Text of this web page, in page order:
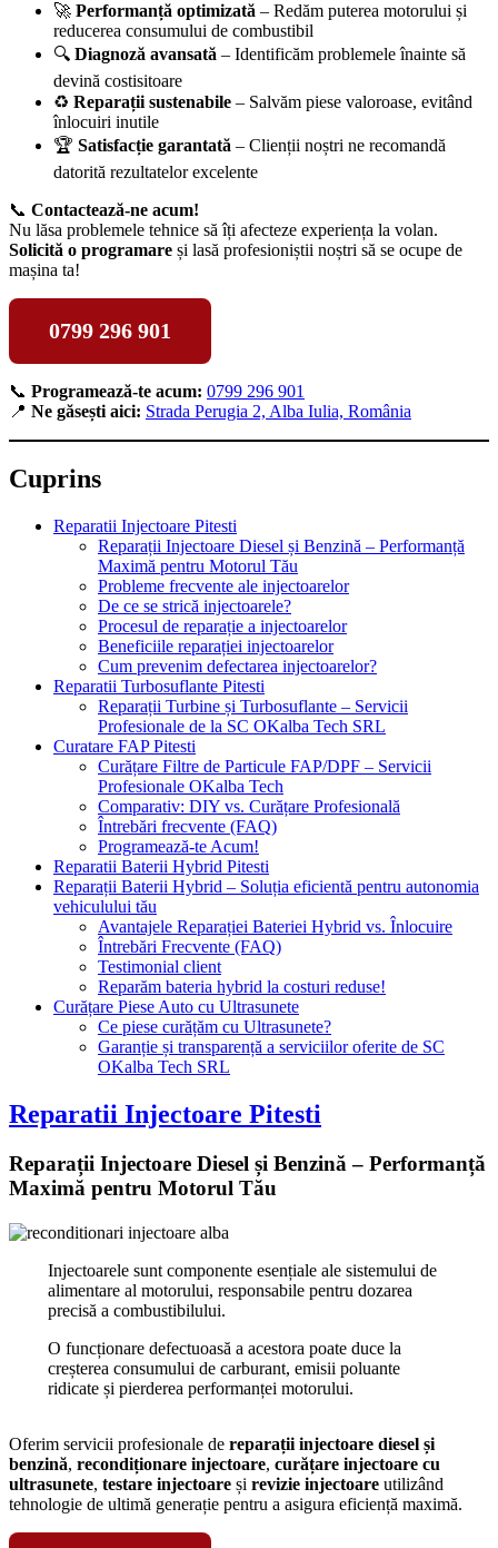
🚀 Performanță optimizată – Redăm puterea motorului și
reducerea consumului de combustibil
🔍 Diagnoză avansată – Identificăm problemele înainte să
devină costisitoare
♻️ Reparații sustenabile – Salvăm piese valoroase, evitând
înlocuiri inutile
🏆 Satisfacție garantată – Clienții noștri ne recomandă
datorită rezultatelor excelente
📞 Contactează-ne acum!
Nu lăsa problemele tehnice să îți afecteze experiența la volan.
Solicită o programare și lasă profesioniștii noștri să se ocupe de
mașina ta!
0799 296 901
📞 Programează-te acum: 0799 296 901
📍 Ne găsești aici: Strada Perugia 2, Alba Iulia, România
Cuprins
Reparatii Injectoare Pitesti
Reparații Injectoare Diesel și Benzină – Performanță
Maximă pentru Motorul Tău
Probleme frecvente ale injectoarelor
De ce se strică injectoarele?
Procesul de reparație a injectoarelor
Beneficiile reparației injectoarelor
Cum prevenim defectarea injectoarelor?
Reparatii Turbosuflante Pitesti
Reparații Turbine și Turbosuflante – Servicii
Profesionale de la SC OKalba Tech SRL
Curatare FAP Pitesti
Curățare Filtre de Particule FAP/DPF – Servicii
Profesionale OKalba Tech
Comparativ: DIY vs. Curățare Profesională
Întrebări frecvente (FAQ)
Programează-te Acum!
Reparatii Baterii Hybrid Pitesti
Reparații Baterii Hybrid – Soluția eficientă pentru autonomia
vehiculului tău
Avantajele Reparației Bateriei Hybrid vs. Înlocuire
Întrebări Frecvente (FAQ)
Testimonial client
Reparăm bateria hybrid la costuri reduse!
Curățare Piese Auto cu Ultrasunete
Ce piese curățăm cu Ultrasunete?
Garanție și transparență a serviciilor oferite de SC
OKalba Tech SRL
Reparatii Injectoare Pitesti
Reparații Injectoare Diesel și Benzină – Performanță
Maximă pentru Motorul Tău
Injectoarele sunt componente esențiale ale sistemului de
alimentare al motorului, responsabile pentru dozarea
precisă a combustibilului.
O funcționare defectuoasă a acestora poate duce la
creșterea consumului de carburant, emisii poluante
ridicate și pierderea performanței motorului.
Oferim servicii profesionale de reparații injectoare diesel și
benzină, recondiționare injectoare, curățare injectoare cu
ultrasunete, testare injectoare și revizie injectoare utilizând
tehnologie de ultimă generație pentru a asigura eficiență maximă.